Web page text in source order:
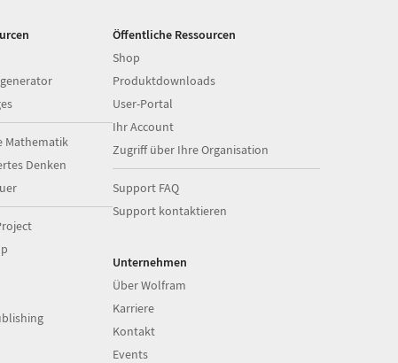
Mathematik
Denken
Öffentliche Ressourcen
Shop
Produktdownloads
User-Portal
Ihr Account
Zugriff über Ihre Organisation
Support FAQ
Support kontaktieren
Unternehmen
Über Wolfram
Karriere
Kontakt
Events